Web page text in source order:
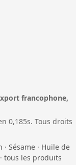
francophone,
0,185s. Tous droits
· Sésame · Huile de
· tous les produits